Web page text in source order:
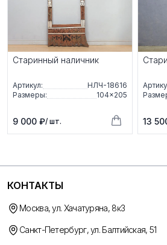
Старинный наличник
Артикул:
НЛЧ-18616
Размеры:
104×205
9 000 ₽/ шт. 13
КОНТАКТЫ
Москва, ул. Хачатуряна, 8к3
Санкт-Петербург, ул. Балтийская, 51